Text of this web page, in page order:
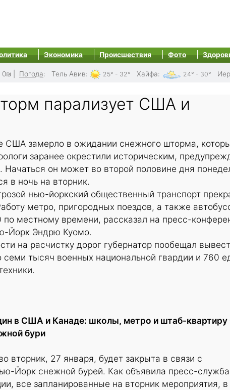
Экономика Происшествия Фото
0₪ Погода: Тель Авив: 25° - 32° Хайфа: 24° - 30°
парализует США и
США замерло в ожидании снежного шторма,
заранее окрестили историческим,
Начаться он может во второй половине дня
в ночь на вторник.
нью-йоркский общественный транспорт
метро, пригородных поездов, а также
по местному времени, рассказал на пресс-
Йорк Эндрю Куомо.
на расчистку дорог губернатор пообещал
семи тысяч военных национальной гвардии и 760
в США и Канаде: школы, метро и штаб-
бури
вторник, 27 января, будет закрыта в связи с
Йорк снежной бурей. Как объявила пресс-служба
все запланированные на вторник мероприятия,